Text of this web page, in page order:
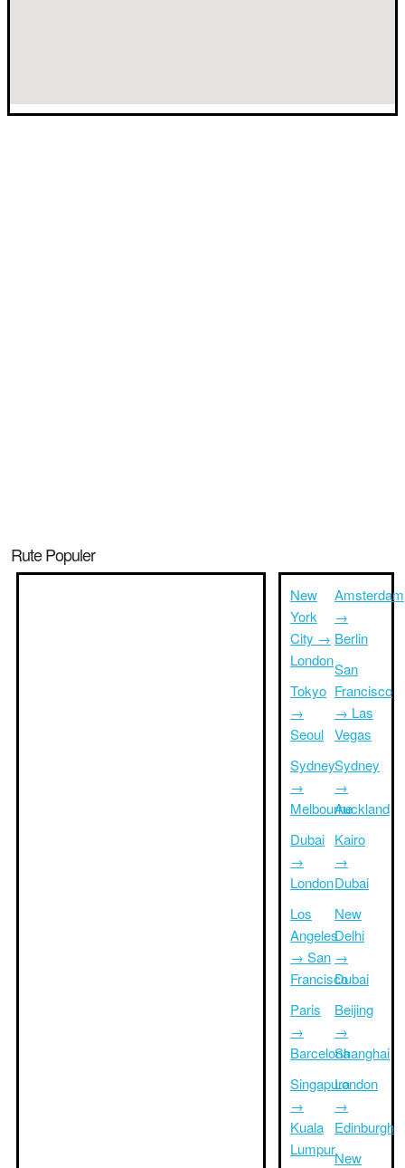
Rute Populer
New
York
City →
London
Tokyo
→
Seoul
Sydney
→
Melbourne
Dubai
→
London
Los
Angeles
→ San
Francisco
Paris
→
Barcelona
Singapura
→
Kuala
Lumpur
Amsterdam
→
Berlin
San
Francisco
→ Las
Vegas
Sydney
→
Auckland
Kairo
→
Dubai
New
Delhi
→
Dubai
Beijing
→
Shanghai
London
→
Edinburgh
New